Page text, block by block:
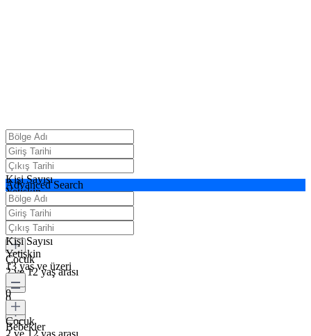
Kişi Sayısı
Yetişkin
13 yaş ve üzeri
0
Çocuk
2 ve 12 yaş arası
0
Bebekler
Advanced Search
Kişi Sayısı
Yetişkin
13 yaş ve üzeri
0
Çocuk